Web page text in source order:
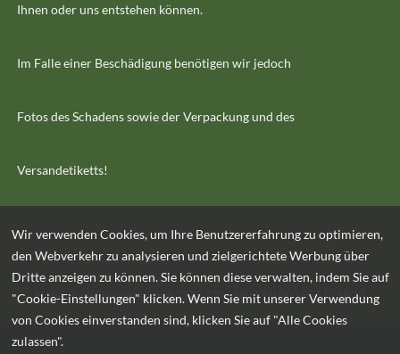
Ihnen oder uns entstehen können.
Im Falle einer Beschädigung benötigen wir jedoch
Fotos des Schadens sowie der Verpackung und des
Versandetiketts!
Handelsregisterauszug: 53325370 - USt.: NL001654125B23
Wir verwenden Cookies, um Ihre Benutzererfahrung zu optimieren,
den Webverkehr zu analysieren und zielgerichtete Werbung über
Dritte anzeigen zu können. Sie können diese verwalten, indem Sie auf
"Cookie-Einstellungen" klicken. Wenn Sie mit unserer Verwendung
von Cookies einverstanden sind, klicken Sie auf "Alle Cookies
zulassen".